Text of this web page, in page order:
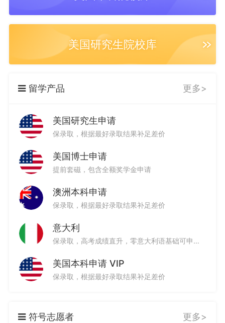
5篇文书 5篇文书
10篇文书 20篇文书
3篇文书 4篇文书 5篇文书
美国研究生院校库
留学产品 更多>
美国研究生申请
保录取，根据最好录取结果补足差价
美国博士申请
提前套磁，包含全额奖学金申请
澳洲本科申请
保录取，根据最好录取结果补足差价
意大利
保录取，高考成绩直升，零意大利语基础可申请，可落户
美国本科申请 VIP
保录取，根据最好录取结果补足差价
符号志愿者 更多>